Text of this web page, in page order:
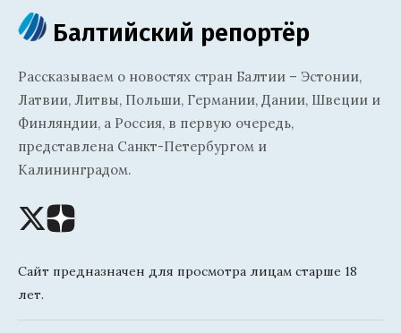
Балтийский репортёр
Рассказываем о новостях стран Балтии – Эстонии,
Латвии, Литвы, Польши, Германии, Дании, Швеции и
Финляндии, а Россия, в первую очередь,
представлена Санкт-Петербургом и
Калининградом.
Сайт предназначен для просмотра лицам старше 18
лет.